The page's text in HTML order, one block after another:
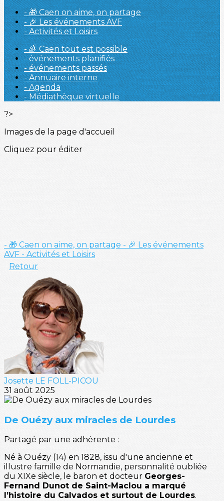
- 🎁 Caen on aime, on partage
- 🎉 Les événements AVF
- Activités et Loisirs
- 🌈 Caen tout est possible
- événements planifiés
- événements passés
- Annuaire interne
- Agenda
- Médiathèque virtuelle
?>
Images de la page d'accueil
Cliquez pour éditer
- 🎁 Caen on aime, on partage - 🎉 Les événements
AVF - Activités et Loisirs
Retour
Josette LE FOLL-PICOU
31 août 2025
De Ouézy aux miracles de Lourdes
Partagé par une adhérente :
Né à Ouézy (14) en 1828, issu d'une ancienne et
illustre famille de Normandie, personnalité oubliée
du XIXe siècle, le baron et docteur Georges-
Fernand Dunot de Saint-Maclou a marqué
l’histoire du Calvados et surtout de Lourdes.